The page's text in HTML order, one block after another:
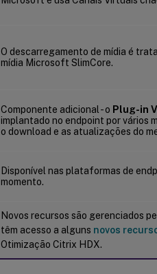
O descarregamento de mídia é
mídia Microsoft SlimCore.
Componente adicional - o Plug-in
implantado no endpoint por vários
o download e as atualizações do
Disponível nas plataformas de
momento.
Novos recursos são gerenciados
têm acesso a alguns novos
Otimização Citrix HDX.